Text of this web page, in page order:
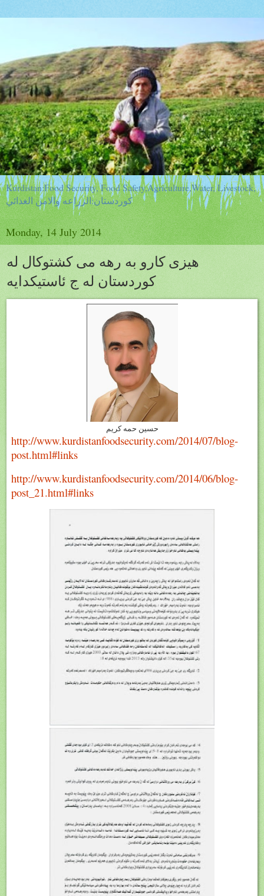
Kurdistan:Food Security, Food Safety,Agriculture,Water, Livestock,
كوردستان:الزراعه والامن الغذائي
Monday, 14 July 2014
هيزى كارو به رهه مى كشتوكال له
كوردستان له ج ئاستيكدايه
حسين حمه كريم
http://www.kurdistanfoodsecurity.com/2014/07/blog-
post.html#links
http://www.kurdistanfoodsecurity.com/2014/06/blog-
post_21.html#links